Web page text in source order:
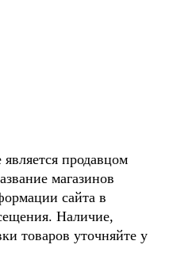
продавцом
магазинов
сайта в
Наличие,
товаров уточняйте у